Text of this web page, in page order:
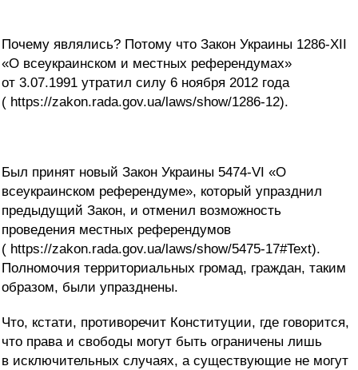
Почему являлись? Потому что Закон Украины 1286-ХІІ
«О всеукраинском и местных референдумах»
от 3.07.1991 утратил силу 6 ноября 2012 года
( https://zakon.rada.gov.ua/laws/show/1286-12).
Был принят новый Закон Украины 5474-VI «О
всеукраинском референдуме», который упразднил
предыдущий Закон, и отменил возможность
проведения местных референдумов
( https://zakon.rada.gov.ua/laws/show/5475-17#Text).
Полномочия территориальных громад, граждан, таким
образом, были упразднены.
Что, кстати, противоречит Конституции, где говорится,
что права и свободы могут быть ограничены лишь
в исключительных случаях, а существующие не могут